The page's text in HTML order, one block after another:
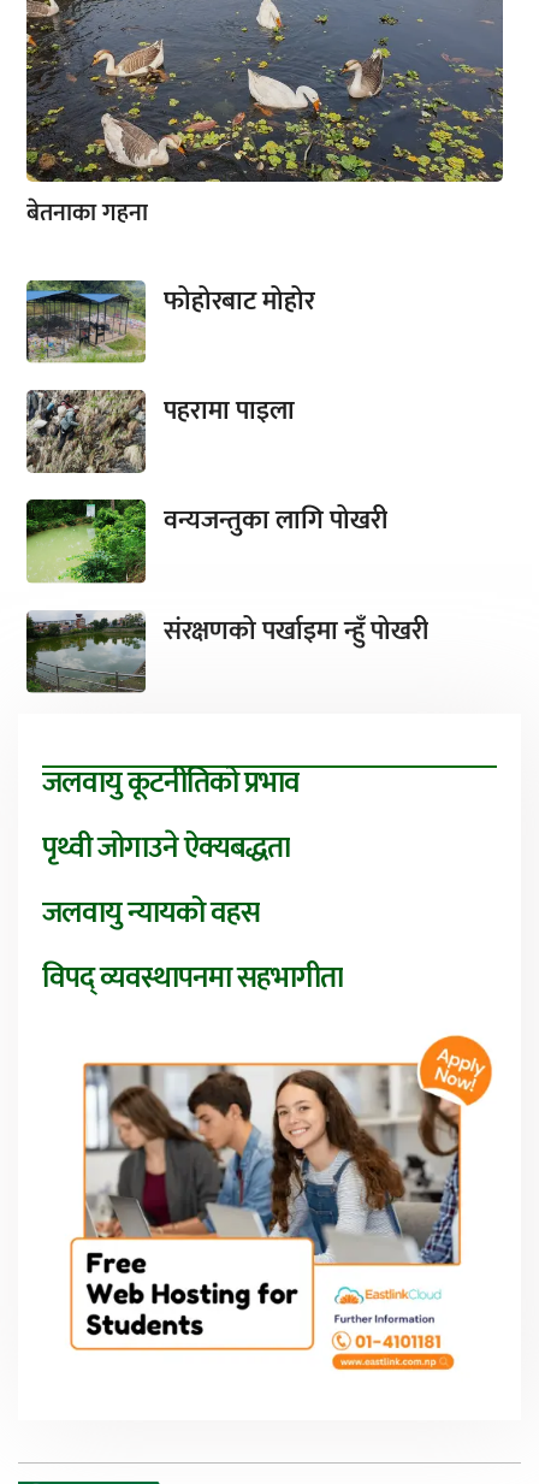
बेतनाका गहना
फोहोरबाट मोहोर
पहरामा पाइला
वन्यजन्तुका लागि पोखरी
संरक्षणको पर्खाइमा न्हुँ पोखरी
जलवायु कूटनीतिको प्रभाव
पृथ्वी जोगाउने ऐक्यबद्धता
जलवायु न्यायको वहस
विपद् व्यवस्थापनमा सहभागीता